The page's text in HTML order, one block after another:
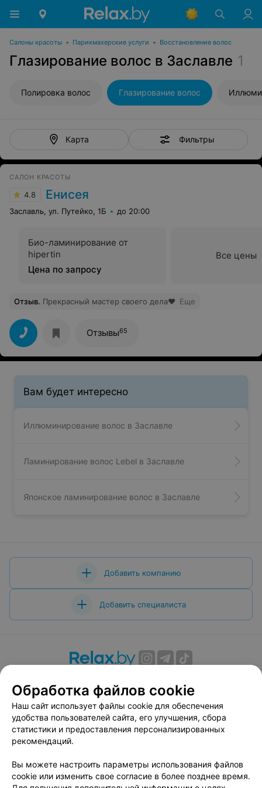
Салоны красоты • Парикмахерские услуги • Восстановление волос
Глазирование волос в Заславле 1
Полировка волос Глазирование волос
Карта Фильтры
САЛОН КРАСОТЫ
4.8 Енисея
Заславль, ул. Путейко, 1Б до 20:00
Био-ламинирование от
hipertin
Цена по запросу
Все цены
Отзыв. Прекрасный мастер своего дела❤️ Еще
Отзывы65
Вам будет интересно
Иллюминирование волос в Заславле
Ламинирование волос Lebel в Заславле
Японское ламинирование волос в Заславле
Добавить компанию
Добавить специалиста
Вакансии
Публичный договор
Способы оплаты
Публичный договор по использованию сервиса
«Афиша»
Пользовательское соглашение
Связаться по вопросам сотрудничества
Обработка файлов cookie
Наш сайт использует файлы cookie для обеспечения
удобства пользователей сайта, его улучшения, сбора
статистики и предоставления персонализированных
рекомендаций.
Вы можете настроить параметры использования файлов
cookie или изменить свое согласие в более позднее время.